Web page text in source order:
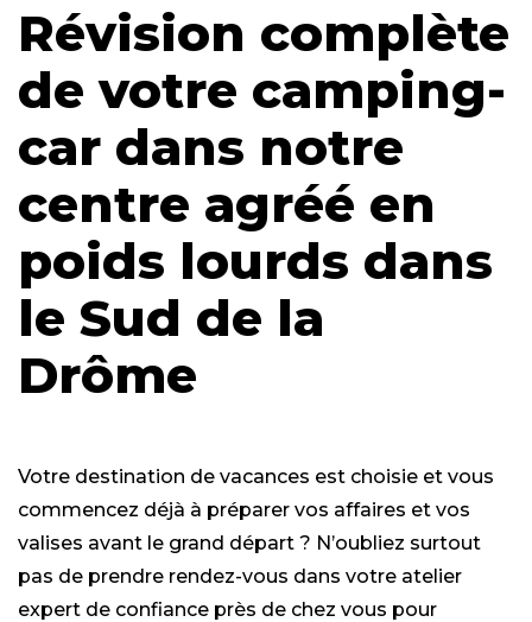
Révision complète
de votre camping-
car dans notre
centre agréé en
poids lourds dans
le Sud de la
Drôme
Votre destination de vacances est choisie et vous
commencez déjà à préparer vos affaires et vos
valises avant le grand départ ? N’oubliez surtout
pas de prendre rendez-vous dans votre atelier
expert de confiance près de chez vous pour